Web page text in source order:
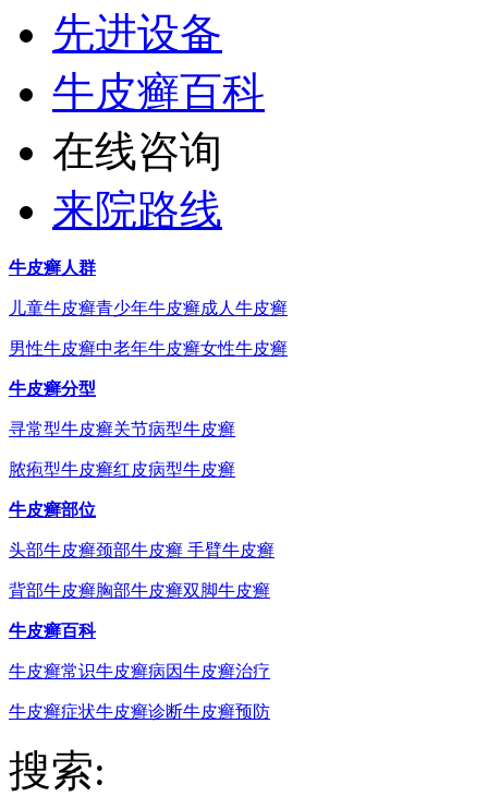
先进设备
牛皮癣百科
在线咨询
来院路线
牛皮癣人群
儿童牛皮癣青少年牛皮癣成人牛皮癣
男性牛皮癣中老年牛皮癣女性牛皮癣
牛皮癣分型
寻常型牛皮癣关节病型牛皮癣
脓疱型牛皮癣红皮病型牛皮癣
牛皮癣部位
头部牛皮癣颈部牛皮癣 手臂牛皮癣
背部牛皮癣胸部牛皮癣双脚牛皮癣
牛皮癣百科
牛皮癣常识牛皮癣病因牛皮癣治疗
牛皮癣症状牛皮癣诊断牛皮癣预防
搜索: